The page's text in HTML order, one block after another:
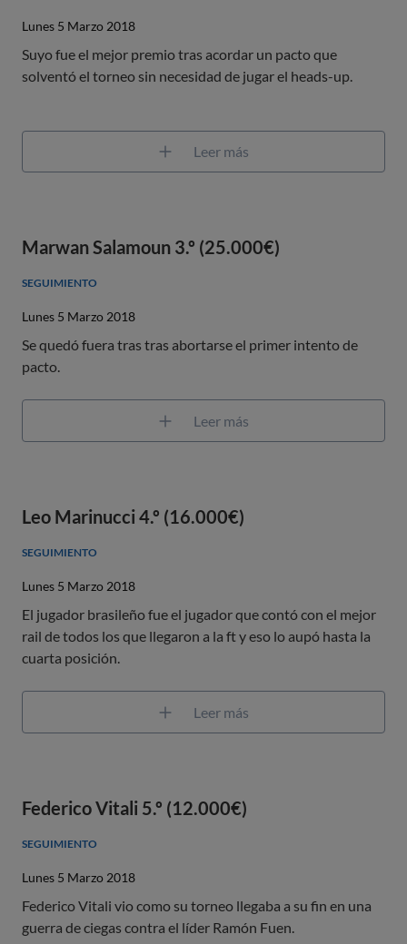
Lunes 5 Marzo 2018
Suyo fue el mejor premio tras acordar un pacto que
solventó el torneo sin necesidad de jugar el heads-up.
Leer más
Marwan Salamoun 3.º (25.000€)
SEGUIMIENTO
Lunes 5 Marzo 2018
Se quedó fuera tras tras abortarse el primer intento de
pacto.
Leer más
Leo Marinucci 4.º (16.000€)
SEGUIMIENTO
Lunes 5 Marzo 2018
El jugador brasileño fue el jugador que contó con el mejor
rail de todos los que llegaron a la ft y eso lo aupó hasta la
cuarta posición.
Leer más
Federico Vitali 5.º (12.000€)
SEGUIMIENTO
Lunes 5 Marzo 2018
Federico Vitali vio como su torneo llegaba a su fin en una
guerra de ciegas contra el líder Ramón Fuen.